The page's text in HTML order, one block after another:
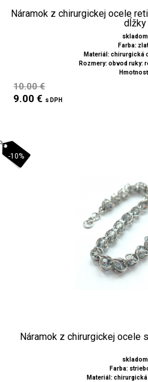
Náramok z chirurgickej ocele
dĺžky
skladom
Farba:
Materiál: chirurgická
Rozmery: obvod ruky:
10.00 €
9.00 € s DPH
-10%
Náramok z chirurgickej ocele
skladom
Farba:
Materiál: